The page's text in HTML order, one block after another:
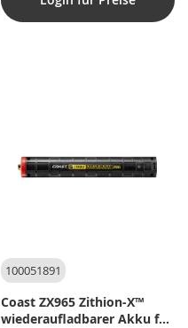
100051891
Coast ZX965 Zithion-X™
wiederaufladbarer Akku für